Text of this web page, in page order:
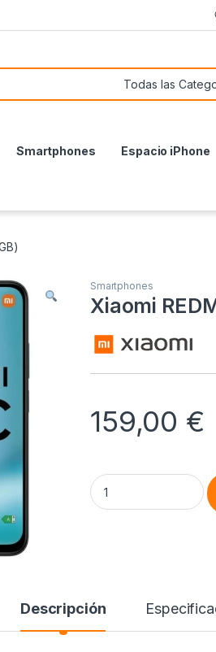
Smartphones Espacio iPhone
Smartphones
Xiaomi
159,00 €
Xiaomi REDMI 15C
Descripción